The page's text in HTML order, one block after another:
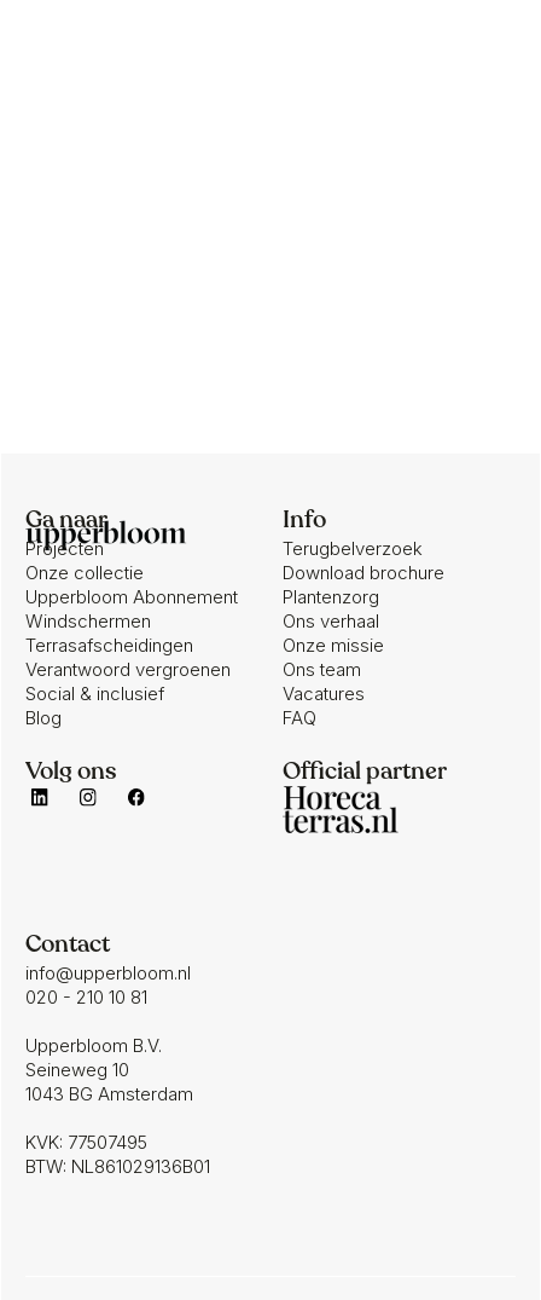
Info
Terugbelverzoek
Download brochure
Plantenzorg
Ons verhaal
Onze missie
Ons team
Vacatures
FAQ
Official partner
Ga naar
Projecten
Onze collectie
Upperbloom Abonnement
Windschermen
Terrasafscheidingen
Verantwoord vergroenen
Social & inclusief
Blog
Volg ons
Contact
info@upperbloom.nl
020 - 210 10 81
Upperbloom B.V.
Seineweg 10
1043 BG Amsterdam
KVK: 77507495
BTW: NL861029136B01